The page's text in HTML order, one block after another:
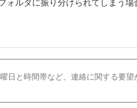
ルダに振り分けられてしまう